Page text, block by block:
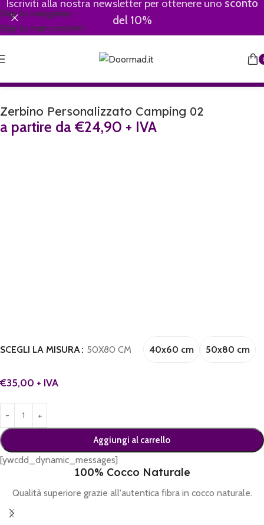
Skip to navigation
Skip to main content
Iscriviti alla nostra newsletter per ottenere uno sconto
del 10%
Zerbino Personalizzato Camping 02
a partire da €24,90 + IVA
SCEGLI LA MISURA 50X80 CM 40x60 cm 50x80 cm
€35,00 + IVA
Aggiungi al carrello
[ywcdd_dynamic_messages]
100% Cocco Naturale
Qualità superiore grazie all'autentica fibra in cocco naturale.